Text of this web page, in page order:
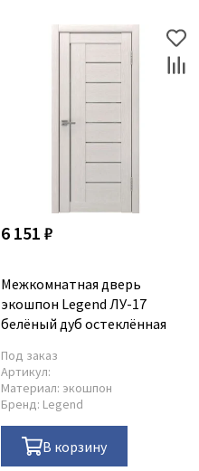
6 151 ₽
Межкомнатная дверь
экошпон Legend ЛУ-17
белёный дуб остеклённая
Под заказ
Артикул:
Материал: экошпон
Бренд: Legend
В корзину